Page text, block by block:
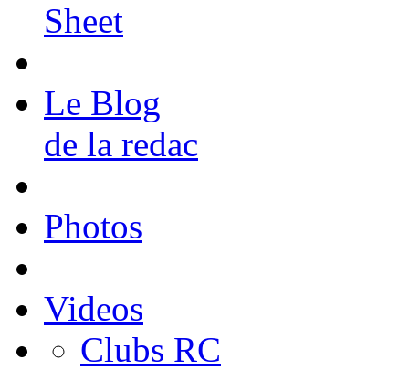
Sheet
Le Blog
de la redac
Photos
Videos
Clubs RC